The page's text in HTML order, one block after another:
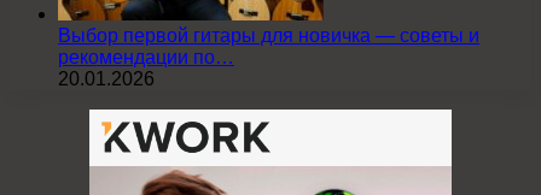
Выбор первой гитары для новичка — советы и
рекомендации по…
20.01.2026